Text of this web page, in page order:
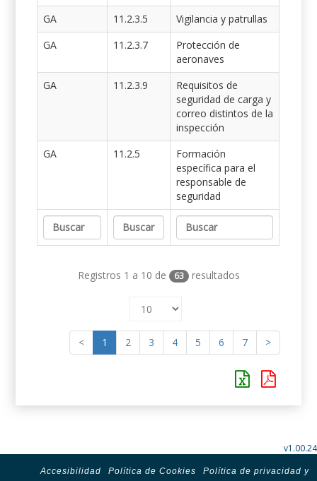
GA
11.2.3.5
Vigilancia y patrullas
GA
11.2.3.7
Protección de
aeronaves
GA
11.2.3.9
Requisitos de
seguridad de carga y
correo distintos de la
inspección
GA
11.2.5
Formación
específica para el
responsable de
seguridad
Registros 1 a 10 de 63 resultados
< 1 2 3 4 5 6 7 >
v1.00.24
Accesibilidad Política de Cookies
Política de privacidad y